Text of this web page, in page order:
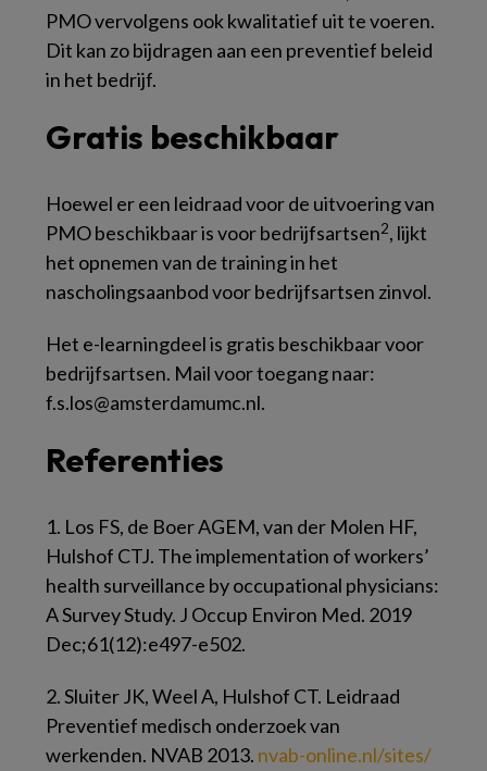
PMO vervolgens ook kwalitatief uit te voeren.
Dit kan zo bijdragen aan een preventief beleid
in het bedrijf.
Gratis beschikbaar
Hoewel er een leidraad voor de uitvoering van
PMO beschikbaar is voor bedrijfsartsen2, lijkt
het opnemen van de training in het
nascholingsaanbod voor bedrijfsartsen zinvol.
Het e-learningdeel is gratis beschikbaar voor
bedrijfsartsen. Mail voor toegang naar:
f.s.los@amsterdamumc.nl.
Referenties
1. Los FS, de Boer AGEM, van der Molen HF,
Hulshof CTJ. The implementation of workers’
health surveillance by occupational physicians:
A Survey Study. J Occup Environ Med. 2019
Dec;61(12):e497-e502.
2.Sluiter JK, Weel A, Hulshof CT. Leidraad
Preventief medisch onderzoek van
werkenden. NVAB 2013. nvab-online.​nl/​sites/​